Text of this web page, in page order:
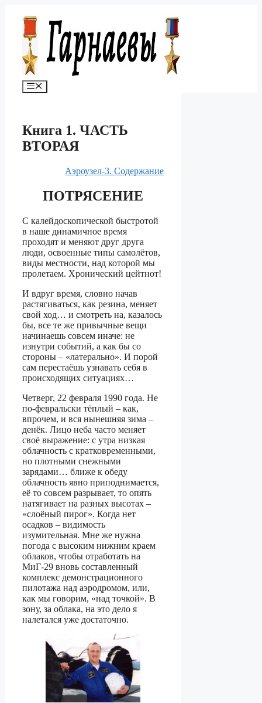
содержимому
Меню
Книга 1. ЧАСТЬ
ВТОРАЯ
Аэроузел-3. Содержание
ПОТРЯСЕНИЕ
С калейдоскопической быстротой
в наше динамичное время
проходят и меняют друг друга
люди, освоенные типы самолётов,
виды местности, над которой мы
пролетаем. Хронический цейтнот!
И вдруг время, словно начав
растягиваться, как резина, меняет
свой ход… и смотреть на, казалось
бы, все те же привычные вещи
начинаешь совсем иначе: не
изнутри событий, а как бы со
стороны – «латерально». И порой
сам перестаёшь узнавать себя в
происходящих ситуациях…
Четверг, 22 февраля 1990 года. Не
по-февральски тёплый – как,
впрочем, и вся нынешняя зима –
денёк. Лицо неба часто меняет
своё выражение: с утра низкая
облачность с кратковременными,
но плотными снежными
зарядами… ближе к обеду
облачность явно приподнимается,
её то совсем разрывает, то опять
натягивает на разных высотах –
«слоёный пирог». Когда нет
осадков – видимость
изумительная. Мне же нужна
погода с высоким нижним краем
облаков, чтобы отработать на
МиГ-29 вновь составленный
комплекс демонстрационного
пилотажа над аэродромом, или,
как мы говорим, «над точкой». В
зону, за облака, на это дело я
налетался уже достаточно.